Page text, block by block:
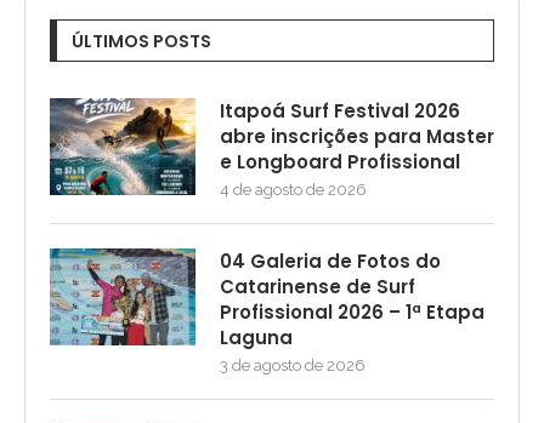
ÚLTIMOS POSTS
Itapoá Surf Festival 2026
abre inscrições para Master
e Longboard Profissional
4 de agosto de 2026
04 Galeria de Fotos do
Catarinense de Surf
Profissional 2026 – 1ª Etapa
Laguna
3 de agosto de 2026